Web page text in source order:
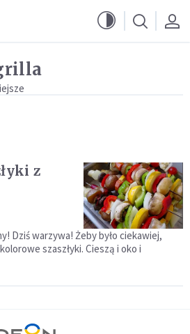
z
Dziś warzywa! Żeby było ciekawiej,
szaszłyki. Cieszą i oko i